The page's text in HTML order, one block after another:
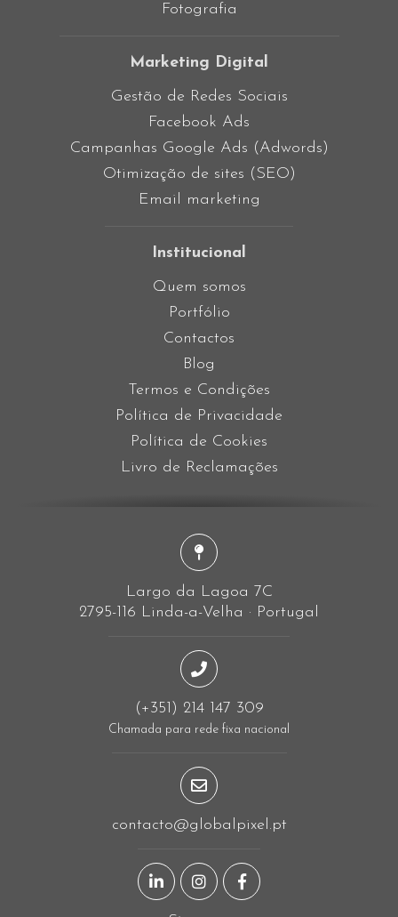
Fotografia
Marketing Digital
Gestão de Redes Sociais
Facebook Ads
Campanhas Google Ads (Adwords)
Otimização de sites (SEO)
Email marketing
Institucional
Quem somos
Portfólio
Contactos
Blog
Termos e Condições
Política de Privacidade
Política de Cookies
Livro de Reclamações
Largo da Lagoa 7C
2795-116 Linda-a-Velha · Portugal
(+351) 214 147 309
Chamada para rede fixa nacional
contacto@globalpixel.pt
Página LinkedIn
Página Instagram
Página Facebook